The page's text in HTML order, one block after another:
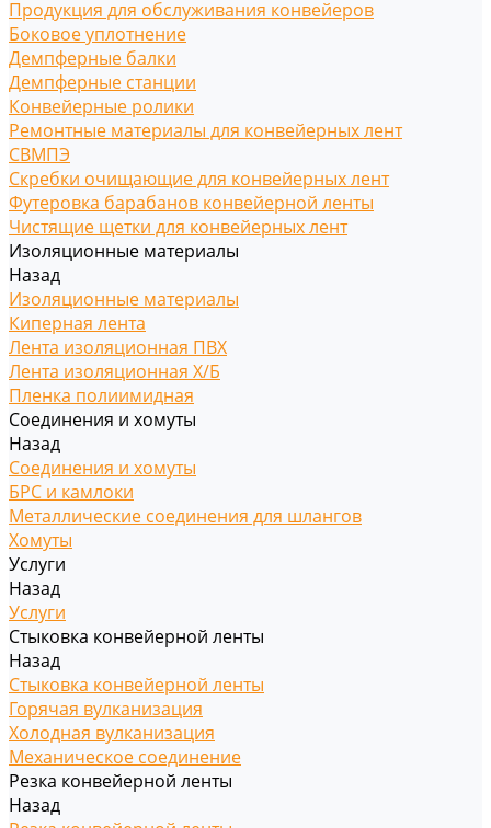
Продукция для обслуживания конвейеров
Боковое уплотнение
Демпферные балки
Демпферные станции
Конвейерные ролики
Ремонтные материалы для конвейерных лент
СВМПЭ
Скребки очищающие для конвейерных лент
Футеровка барабанов конвейерной ленты
Чистящие щетки для конвейерных лент
Изоляционные материалы
Назад
Изоляционные материалы
Киперная лента
Лента изоляционная ПВХ
Лента изоляционная Х/Б
Пленка полиимидная
Соединения и хомуты
Назад
Соединения и хомуты
БРС и камлоки
Металлические соединения для шлангов
Хомуты
Услуги
Назад
Услуги
Стыковка конвейерной ленты
Назад
Стыковка конвейерной ленты
Горячая вулканизация
Холодная вулканизация
Механическое соединение
Резка конвейерной ленты
Назад